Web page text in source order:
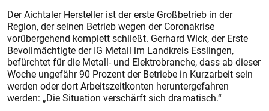
Der Aichtaler Hersteller ist der erste Großbetrieb in der
Region, der seinen Betrieb wegen der Coronakrise
vorübergehend komplett schließt. Gerhard Wick, der Erste
Bevollmächtigte der IG Metall im Landkreis Esslingen,
befürchtet für die Metall- und Elektrobranche, dass ab dieser
Woche ungefähr 90 Prozent der Betriebe in Kurzarbeit sein
werden oder dort Arbeitszeitkonten heruntergefahren
werden: „Die Situation verschärft sich dramatisch.“